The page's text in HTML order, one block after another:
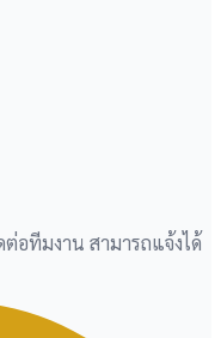
อทีมงาน สามารถแจ้งได้